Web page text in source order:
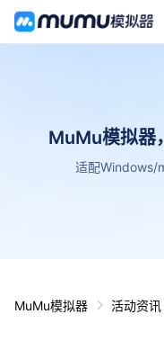
MuMu模拟器
适配Windows/
MuMu模拟器 活动资讯